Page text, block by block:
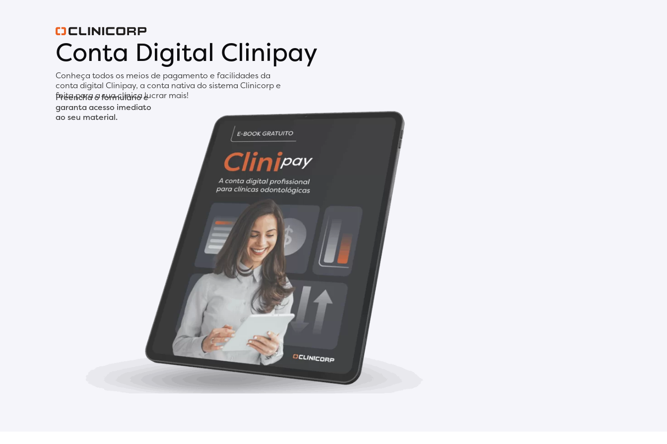
Conta Digital Clinipay
Conheça todos os meios de pagamento e facilidades da
conta digital Clinipay, a conta nativa do sistema Clinicorp e
feita para a sua clínica lucrar mais!
Preencha o formulário e
garanta acesso imediato
ao seu material.